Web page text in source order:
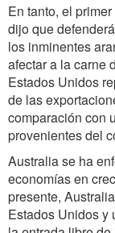
En tanto, el
dijo que
los inminentes
afectar a la carne
Estados Unidos
de las
comparación con
provenientes del
Australia se ha
economías en
presente,
Estados Unidos y